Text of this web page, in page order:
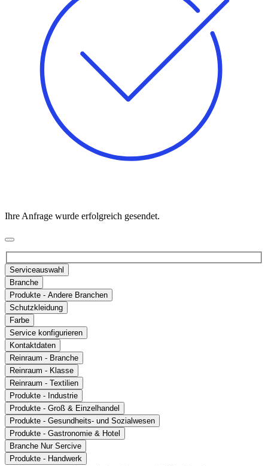
Ihre Anfrage wurde erfolgreich gesendet.
Serviceauswahl
Branche
Produkte - Andere Branchen
Schutzkleidung
Farbe
Service konfigurieren
Kontaktdaten
Reinraum - Branche
Reinraum - Klasse
Reinraum - Textilien
Produkte - Industrie
Produkte - Groß & Einzelhandel
Produkte - Gesundheits- und Sozialwesen
Produkte - Gastronomie & Hotel
Branche Nur Sercive
Produkte - Handwerk